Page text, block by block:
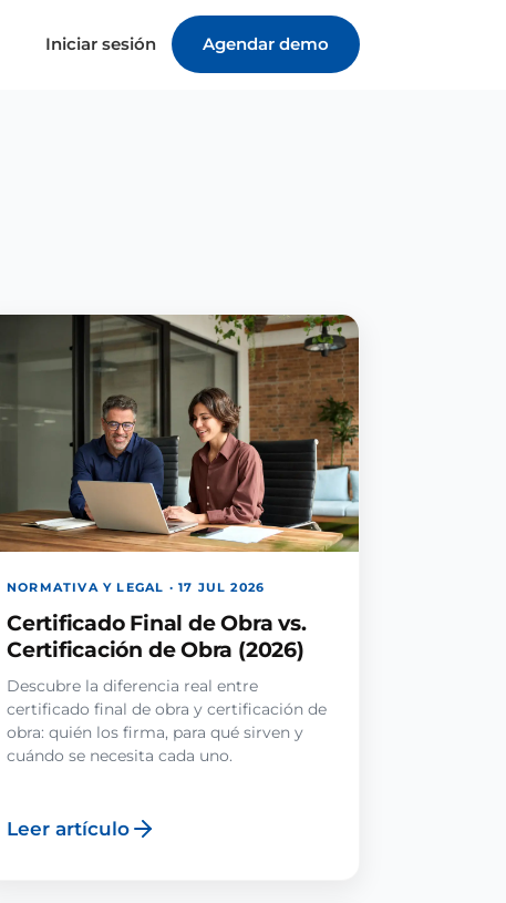
Iniciar sesión Agendar demo
NORMATIVA Y LEGAL · 17 JUL 2026
Certificado Final de Obra vs.
Certificación de Obra (2026)
Descubre la diferencia real entre
certificado final de obra y certificación de
obra: quién los firma, para qué sirven y
cuándo se necesita cada uno.
Leer artículo